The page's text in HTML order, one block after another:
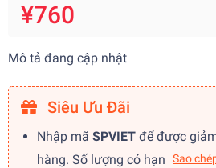
¥760
Mô tả đang cập nhật
Siêu Ưu Đãi
Nhập mã SPVIET để được
hàng. Số lượng có hạn
Sao